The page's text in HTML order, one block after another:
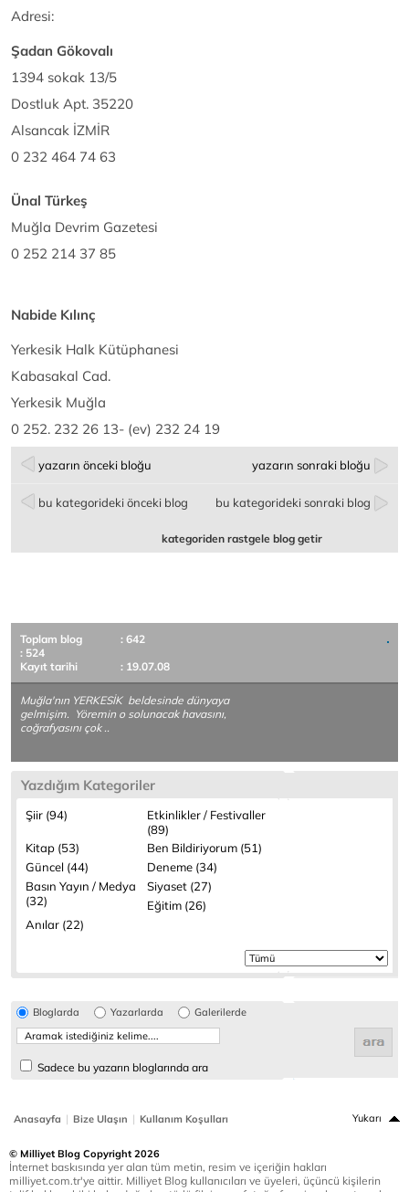
Adresi:
Şadan Gökovalı
1394 sokak 13/5
Dostluk Apt. 35220
Alsancak İZMİR
0 232 464 74 63
Ünal Türkeş
Muğla Devrim Gazetesi
0 252 214 37 85
Nabide Kılınç
Yerkesik Halk Kütüphanesi
Kabasakal Cad.
Yerkesik Muğla
0 252. 232 26 13- (ev) 232 24 19
yazarın önceki bloğu yazarın sonraki bloğu
bu kategorideki önceki blog bu kategorideki sonraki blog
kategoriden rastgele blog getir
Toplam blog
: 642
: 524
Kayıt tarihi
: 19.07.08
Muğla'nın YERKESİK beldesinde dünyaya
gelmişim. Yöremin o solunacak havasını,
coğrafyasını çok ..
Yazdığım Kategoriler
Şiir (94) Etkinlikler / Festivaller
(89)
Kitap (53)
Ben Bildiriyorum (51)
Güncel (44)
Deneme (34)
Basın Yayın / Medya
(32)
Siyaset (27)
Eğitim (26)
Anılar (22)
Bloglarda Yazarlarda Galerilerde
Sadece bu yazarın bloglarında ara
Anasayfa | Bize Ulaşın | Kullanım Koşulları Yukarı
© Milliyet Blog Copyright 2026
İnternet baskısında yer alan tüm metin, resim ve içeriğin hakları
milliyet.com.tr'ye aittir. Milliyet Blog kullanıcıları ve üyeleri, üçüncü kişilerin